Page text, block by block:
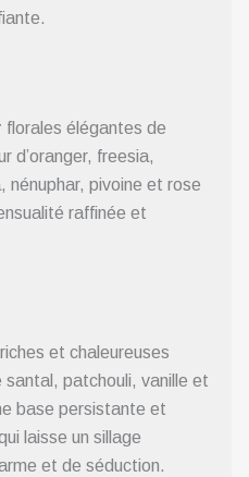
florales élégantes de
d’oranger, freesia,
nénuphar, pivoine et rose
raffinée et
riches et chaleureuses
santal, patchouli, vanille et
base persistante et
laisse un sillage
et de séduction.